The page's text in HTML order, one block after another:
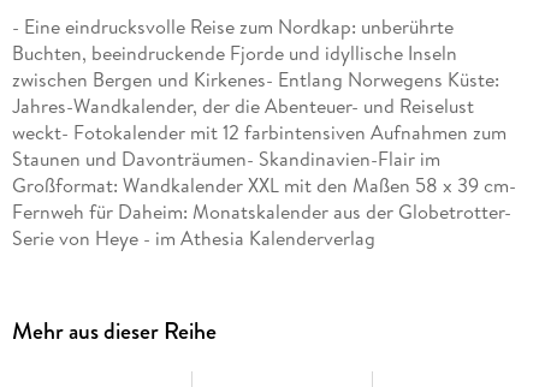
- Eine eindrucksvolle Reise zum Nordkap: unberührte
Buchten, beeindruckende Fjorde und idyllische Inseln
zwischen Bergen und Kirkenes- Entlang Norwegens Küste:
Jahres-Wandkalender, der die Abenteuer- und Reiselust
weckt- Fotokalender mit 12 farbintensiven Aufnahmen zum
Staunen und Davonträumen- Skandinavien-Flair im
Großformat: Wandkalender XXL mit den Maßen 58 x 39 cm-
Fernweh für Daheim: Monatskalender aus der Globetrotter-
Serie von Heye - im Athesia Kalenderverlag
Mehr aus dieser Reihe